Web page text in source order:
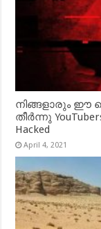
നിങ്ങളാരും ഈ
തീർന്നു
Hacked
April 4, 2021